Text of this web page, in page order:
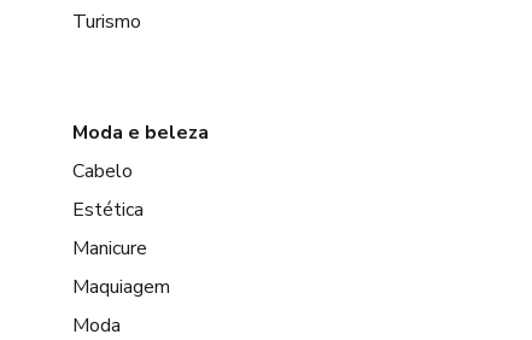
Turismo
Moda e beleza
Cabelo
Estética
Manicure
Maquiagem
Moda